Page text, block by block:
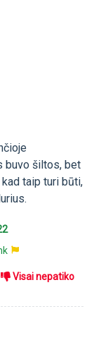
buvo šiltos, bet
taip turi būti,
Visai nepatiko